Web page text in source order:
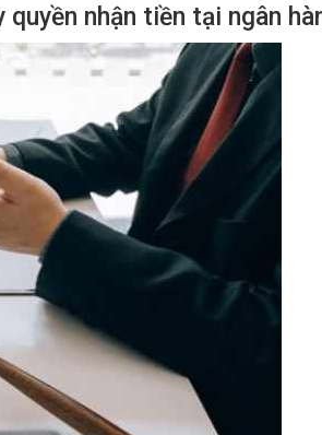
nhận tiền tại ngân